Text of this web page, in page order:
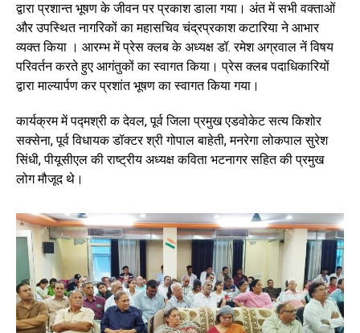
द्वारा प्रशान्त भूषण के जीवन पर प्रकाश डाला गया। अंत में सभी वक्ताओं
और उपस्थित नागरिकों का महासचिव चंद्रप्रकाश कटारिया ने आभार
व्यक्त किया । आरम्भ में प्रेस क्लब के अध्यक्ष डॉ. रमेश अग्रवाल नें विषय
परिवर्तन करते हुए आगंतुकों का स्वागत किया। प्रेस क्लब पदाधिकारियों
द्वारा माल्यार्पण कर प्रशांत भूषण का स्वागत किया गया।
कार्यक्रम में पद्मश्री क देवल, पूर्व जिला प्रमुख एडवोकेट सत्य किशोर
सक्सेना, पूर्व विधायक डॉक्टर श्री गोपाल बाहेती, मनरेगा लोकपाल सुरेश
सिंधी, पीयूसीएल की राष्ट्रीय अध्यक्ष कविता भटनागर सहित की प्रमुख
लोग मौजूद थे।